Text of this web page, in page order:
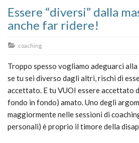
Essere “diversi” dalla
anche far ridere!
coaching
Troppo spesso vogliamo adeguarci alla
se tu sei diverso dagli altri, rischi di
accettato. E tu VUOI essere accettato
fondo in fondo) amato. Uno degli
maggiormente nelle sessioni di
personali) è proprio il timore della